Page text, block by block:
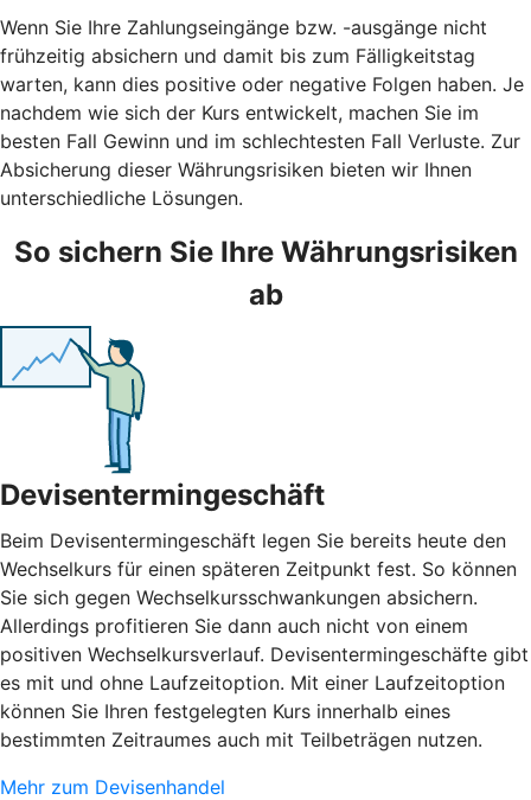
Wenn Sie Ihre Zahlungseingänge bzw. -ausgänge nicht
frühzeitig absichern und damit bis zum Fälligkeitstag
warten, kann dies positive oder negative Folgen haben. Je
nachdem wie sich der Kurs entwickelt, machen Sie im
besten Fall Gewinn und im schlechtesten Fall Verluste. Zur
Absicherung dieser Währungsrisiken bieten wir Ihnen
unterschiedliche Lösungen.
So sichern Sie Ihre Währungsrisiken
ab
Devisentermingeschäft
Beim Devisentermingeschäft legen Sie bereits heute den
Wechselkurs für einen späteren Zeitpunkt fest. So können
Sie sich gegen Wechselkursschwankungen absichern.
Allerdings profitieren Sie dann auch nicht von einem
positiven Wechselkursverlauf. Devisentermingeschäfte gibt
es mit und ohne Laufzeitoption. Mit einer Laufzeitoption
können Sie Ihren festgelegten Kurs innerhalb eines
bestimmten Zeitraumes auch mit Teilbeträgen nutzen.
Mehr zum Devisenhandel